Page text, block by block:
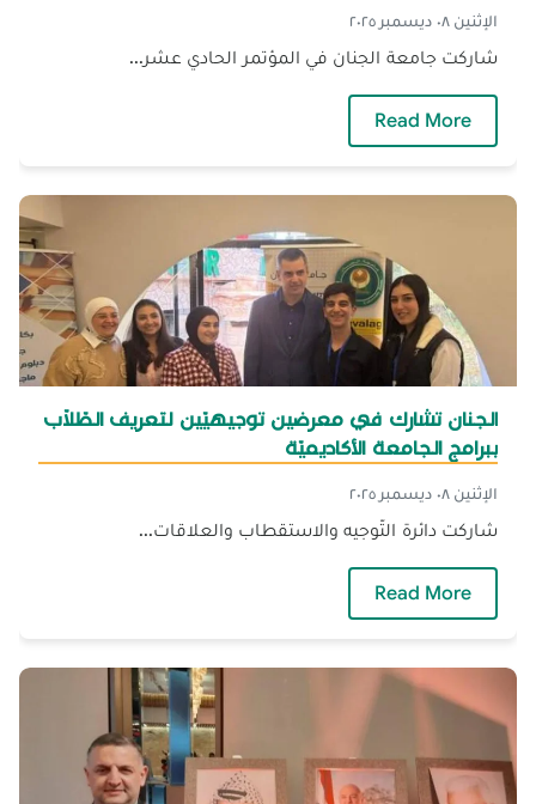
الإثنين ٠٨ ديسمبر ٢٠٢٥
شاركت جامعة الجنان في المؤتمر الحادي عشر...
Read More
الجنان تشارك في معرضين توجيهيّين لتعريف الطّلّاب
ببرامج الجامعة الأكاديميّة
الإثنين ٠٨ ديسمبر ٢٠٢٥
شاركت دائرة التّوجيه والاستقطاب والعلاقات...
Read More